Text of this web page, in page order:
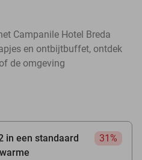
Campanile Hotel Breda
en ontbijtbuffet, ontdek
de omgeving
in een standaard
31%